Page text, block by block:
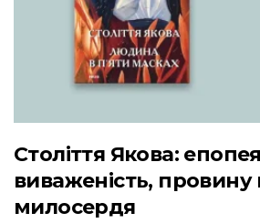
Століття Якова:
виваженість, провину
милосердя